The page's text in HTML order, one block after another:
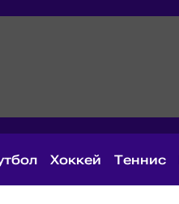
Хоккей Теннис